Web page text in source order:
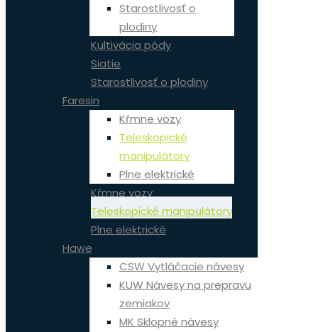
Starostlivosť o
plodiny
Kultivácia pôdy
Siatie
Starostlivosť o plodiny
Faresin
Kŕmne vozy
Teleskopické
manipulátory
Plne elektrické
Kŕmne vozy
Teleskopické manipulátory
Plne elektrické
Hawe
CSW Vytláčacie návesy
KUW Návesy na prepravu
zemiakov
MK Sklopné návesy